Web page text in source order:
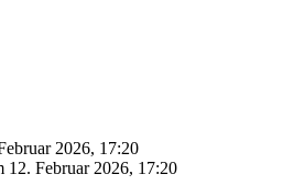
2026, 17:20
12. Februar 2026, 17:20